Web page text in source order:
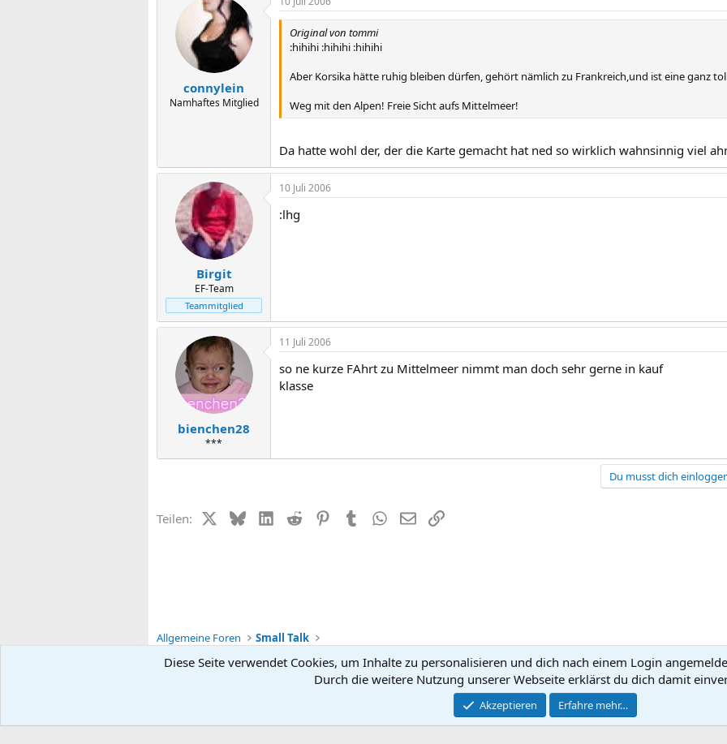
connylein
Namhaftes Mitglied
Original von tommi
:hihihi :hihihi :hihihi
Aber Korsika hätte ruhig bleiben dürfen, gehört nämlich zu Frankreich,und ist eine ganz
Weg mit den Alpen! Freie Sicht aufs Mittelmeer!
Da hatte wohl der, der die Karte gemacht hat ned so wirklich wahnsinnig viel
Birgit
EF-Team
Teammitglied
10 Juli 2006
:lhg
bienchen28
***
11 Juli 2006
so ne kurze FAhrt zu Mittelmeer nimmt man doch sehr gerne in kauf
klasse
Du musst dich
Teilen: X (Twitter)
BlueskyLinkedIn
Reddit PinterestTumblrWhatsApp
E-MailLink
Allgemeine Foren Small Talk
Kontakt
Community platform by XenForo ® © 2010-2026 XenForo Ltd.
Diese Seite verwendet Cookies, um Inhalte zu personalisieren und dich nach einem Login
Durch die weitere Nutzung unserer Webseite erklärst du dich damit
Akzeptieren Erfahre mehr…